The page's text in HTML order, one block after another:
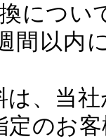
につい
間以
は、当
定のお